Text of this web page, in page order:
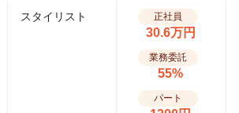
スタイリスト 正社員
30.6万円
業務委託
55%
パート